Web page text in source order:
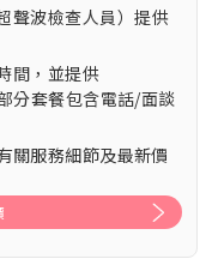
聲波檢查人員）提供
間，並提供
分套餐包含電話/面談
關服務細節及最新價